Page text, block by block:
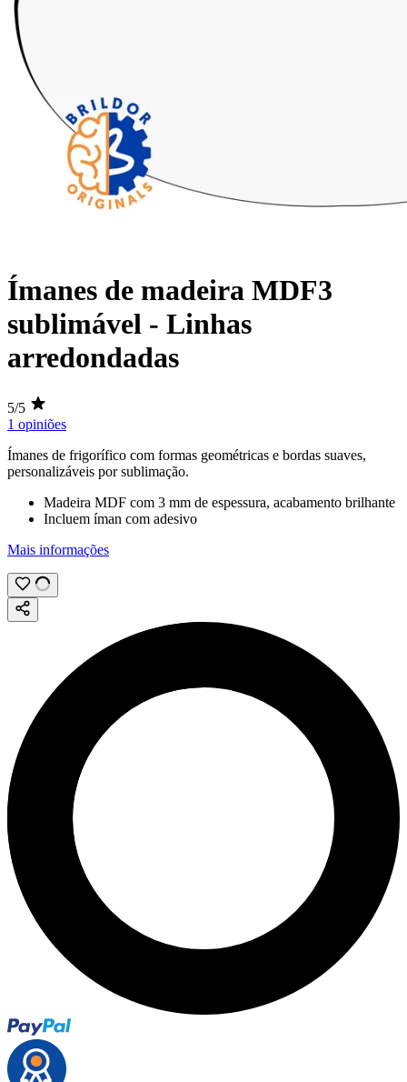
Ímanes de madeira MDF3
sublimável - Linhas
arredondadas
5/5
1 opiniões
Ímanes de frigorífico com formas geométricas e bordas suaves,
personalizáveis porsublimação.
Madeira MDF com 3 mm de espessura, acabamento brilhante
Incluem íman com adesivo
Mais informações